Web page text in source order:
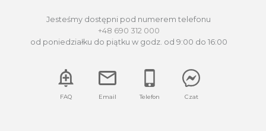
Jesteśmy dostępni pod numerem telefonu
+48 690 312 000
od poniedziałku do piątku w godz. od 9:00 do 16:00
FAQ Email Telefon Czat